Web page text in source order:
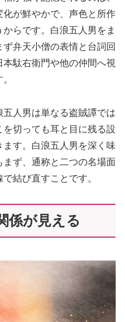
が鮮やかで、声色と所作
らです。白浪五人男をま
弁天小僧の表情と台詞回
駄右衛門や他の仲間へ視
人男は単なる盗賊譚では
切っても耳と目に残る設
す。白浪五人男を深く味
ず、通称と二つの名場面
結び直すことです。
係が見える